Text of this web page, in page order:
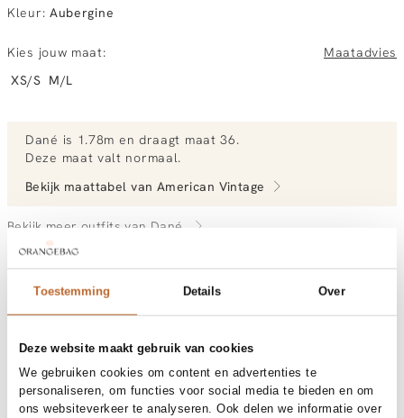
Toestemming Details Over
Deze website maakt gebruik van cookies
We gebruiken cookies om content en advertenties te
personaliseren, om functies voor social media te bieden en om
ons websiteverkeer te analyseren. Ook delen we informatie over
Kleur: Aubergine
Kies jouw maat:
Maatadvies
XS/S M/L
Dané is 1.78m en draagt maat 36.
Deze maat valt normaal.
Bekijk maattabel van American Vintage
Bekijk meer outfits van Dané
Vandaag besteld, dinsdag gratis in huis
Gratis bezorging vanaf €99
Materiaal en verzorging